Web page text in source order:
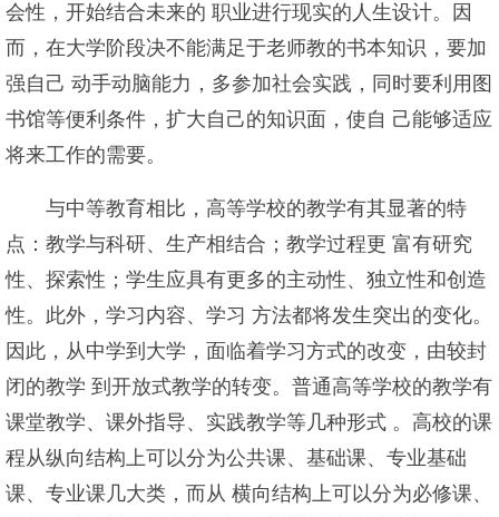
会性，开始结合未来的 职业进行现实的人生设计。因
而，在大学阶段决不能满足于老师教的书本知识，要加
强自己 动手动脑能力，多参加社会实践，同时要利用图
书馆等便利条件，扩大自己的知识面，使自 己能够适应
将来工作的需要。
与中等教育相比，高等学校的教学有其显著的特
点：教学与科研、生产相结合；教学过程更 富有研究
性、探索性；学生应具有更多的主动性、独立性和创造
性。此外，学习内容、学习 方法都将发生突出的变化。
因此，从中学到大学，面临着学习方式的改变，由较封
闭的教学 到开放式教学的转变。普通高等学校的教学有
课堂教学、课外指导、实践教学等几种形式 。高校的课
程从纵向结构上可以分为公共课、基础课、专业基础
课、专业课几大类，而从 横向结构上可以分为必修课、